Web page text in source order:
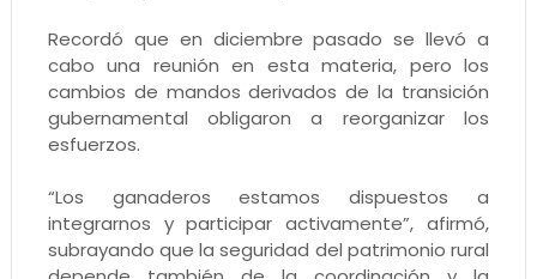
Recordó que en diciembre pasado se llevó a
cabo una reunión en esta materia, pero los
cambios de mandos derivados de la transición
gubernamental obligaron a reorganizar los
esfuerzos.
“Los ganaderos estamos dispuestos a
integrarnos y participar activamente”, afirmó,
subrayando que la seguridad del patrimonio rural